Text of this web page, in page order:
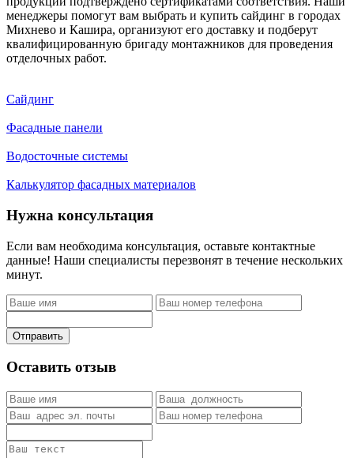
менеджеры помогут вам выбрать и купить сайдинг в городах
Михнево и Кашира, организуют его доставку и подберут
квалифицированную бригаду монтажников для проведения
отделочных работ.
Сайдинг
Фасадные панели
Водосточные системы
Калькулятор фасадных материалов
Нужна консультация
Если вам необходима консультация, оставьте контактные
данные! Наши специалисты перезвонят в течение нескольких
минут.
Отправить
Оставить отзыв